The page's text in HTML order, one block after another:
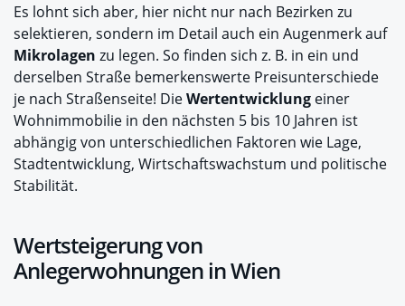
Es lohnt sich aber, hier nicht nur nach Bezirken zu
selektieren, sondern im Detail auch ein Augenmerk auf
Mikrolagen zu legen. So finden sich z. B. in ein und
derselben Straße bemerkenswerte Preisunterschiede
je nach Straßenseite! DieWertentwicklung einer
Wohnimmobilie in den nächsten 5 bis 10 Jahren ist
abhängig von unterschiedlichen Faktoren wie Lage,
Stadtentwicklung, Wirtschaftswachstum und politische
Stabilität.
Wertsteigerung von
Anlegerwohnungen in Wien